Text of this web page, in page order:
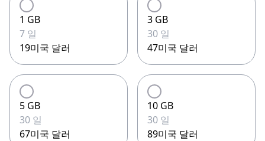
1 GB
7 일
19미국 달러
3 GB
30 일
47미국 달러
5 GB
30 일
67미국 달러
10 GB
30 일
89미국 달러